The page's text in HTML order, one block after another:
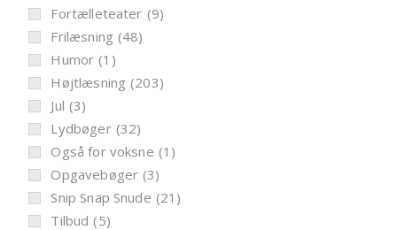
Fortælleteater (9)
Frilæsning (48)
Humor (1)
Højtlæsning (203)
Jul (3)
Lydbøger (32)
Også for voksne (1)
Opgavebøger (3)
Snip Snap Snude (21)
Tilbud (5)